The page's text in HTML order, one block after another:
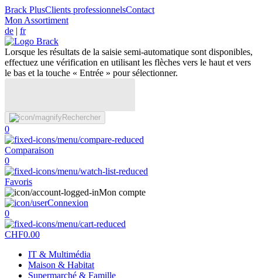
Brack PlusClients professionnelsContact
Mon Assortiment
de | fr
Lorsque les résultats de la saisie semi-automatique sont disponibles,
effectuez une vérification en utilisant les flèches vers le haut et vers
le bas et la touche « Entrée » pour sélectionner.
Rechercher
0
Comparaison
0
Favoris
Mon compte
Connexion
0
CHF0.00
IT & Multimédia
Maison & Habitat
Supermarché & Famille